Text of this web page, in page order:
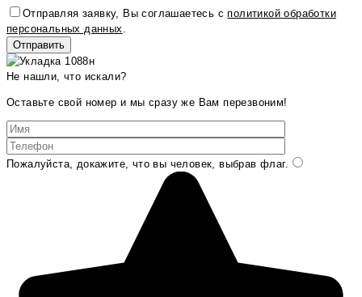
Отправляя заявку, Вы соглашаетесь сполитикой обработки
персональных данных.
Не нашли, что искали?
Оставьте свой номер и мы сразу же Вам перезвоним!
Пожалуйста, докажите, что вы человек, выбрав флаг.